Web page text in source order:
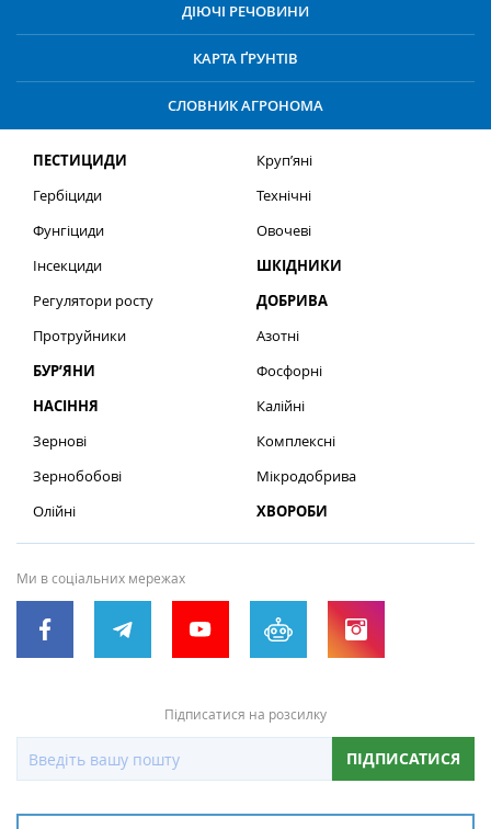
ДІЮЧІ РЕЧОВИНИ
КАРТА ҐРУНТІВ
СЛОВНИК АГРОНОМА
ПЕСТИЦИДИ
Гербіциди
Фунгіциди
Інсекциди
Регулятори росту
Протруйники
БУР’ЯНИ
НАСІННЯ
Зернові
Зернобобові
Олійні
Круп’яні
Технічні
Овочеві
ШКІДНИКИ
ДОБРИВА
Азотні
Фосфорні
Калійні
Комплексні
Мікродобрива
ХВОРОБИ
Ми в соціальних мережах
Підписатися на розсилку
ПІДПИСАТИСЯ